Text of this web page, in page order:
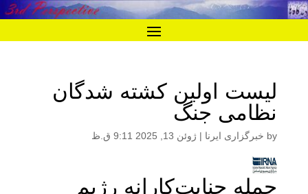
لیست اولین کشته شدگان
نظامی جنگ
by خبرگزاری ایرنا | ژوئن 13, 2025 9:11 ق.ظ
حمله جنایت‌کارانه رژیم